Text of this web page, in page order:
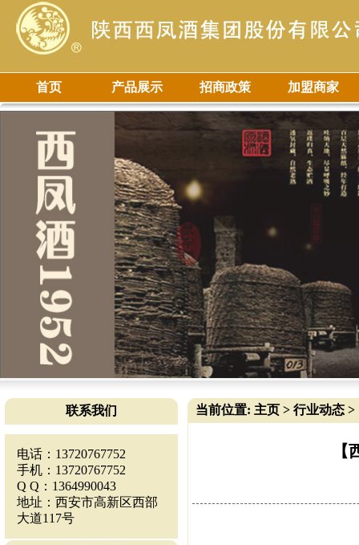
首页 产品展示 招商政策 加盟商家
联系我们
电话：13720767752
手机：13720767752
Q Q：1364990043
地址：西安市高新区西部
大道117号
当前位置: 主页 > 行业动态 >